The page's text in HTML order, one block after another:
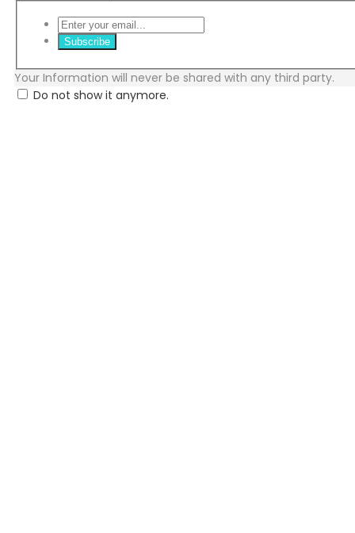
Subscribe
Your Information will never be shared with any third party.
Do not show it anymore.